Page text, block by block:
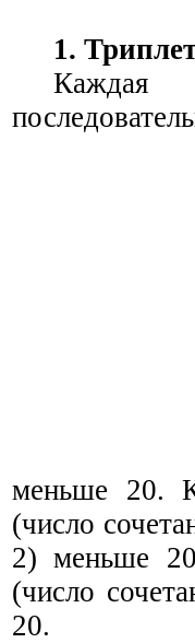
1.
меньше 20.
(число
2) меньше
(число
20.